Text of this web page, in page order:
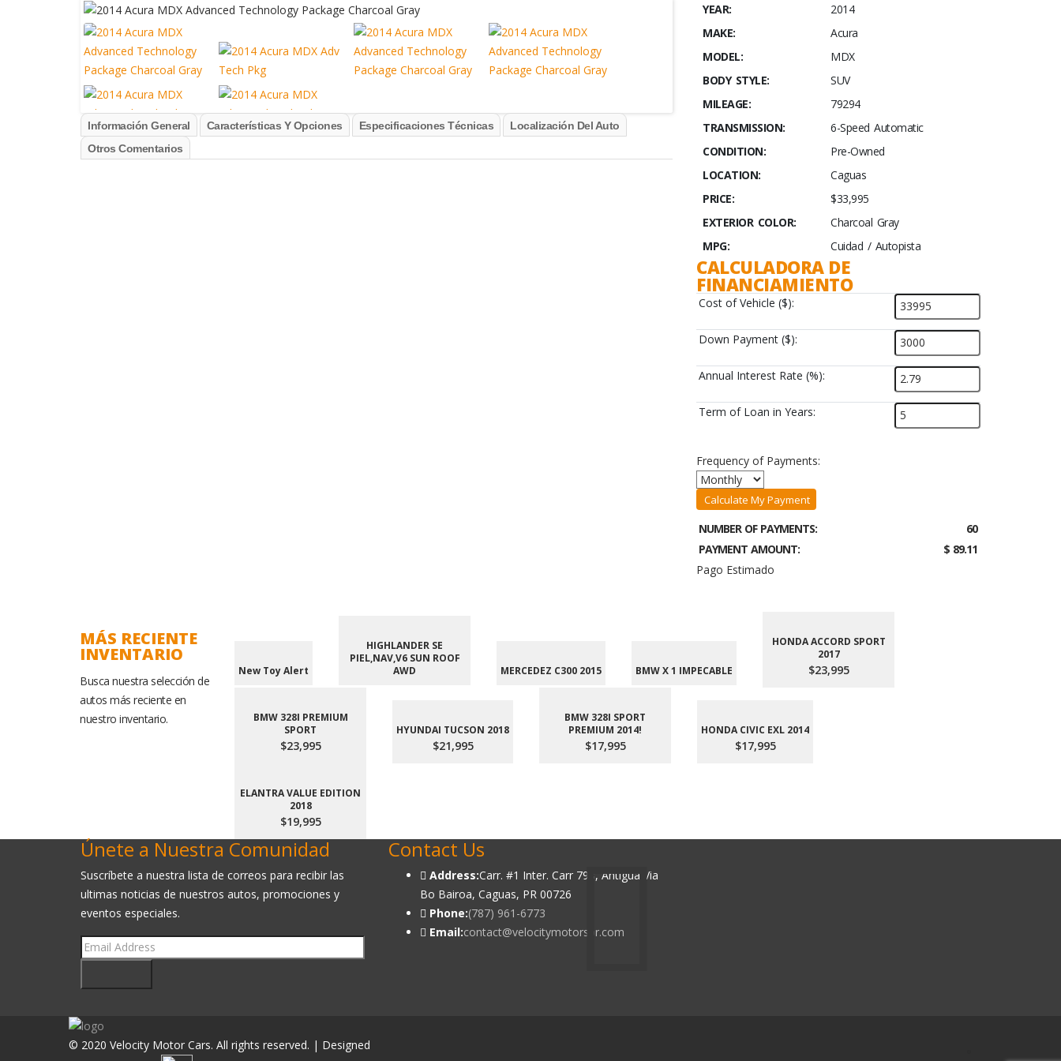
Información General Características Y Opciones Especificaciones Técnicas
Localización Del Auto
Otros Comentarios
YEAR:
2014
MAKE:
Acura
MODEL:
MDX
BODY STYLE:
SUV
MILEAGE:
79294
TRANSMISSION:
6-Speed Automatic
CONDITION:
Pre-Owned
LOCATION:
Caguas
PRICE:
$33,995
EXTERIOR COLOR:
Charcoal Gray
MPG:
Cuidad / Autopista
CALCULADORA DE
FINANCIAMIENTO
Cost of Vehicle ($):
Down Payment ($):
Annual Interest Rate (%):
Term of Loan in Years:
Frequency of Payments:
Calculate My Payment
NUMBER OF PAYMENTS:
60
PAYMENT AMOUNT:
$ 89.11
Pago Estimado
MÁS RECIENTE
INVENTARIO
Busca nuestra selección de
autos más reciente en
nuestro inventario.
New Toy Alert
HIGHLANDER SE
PIEL,NAV,V6 SUN ROOF
AWD
MERCEDEZ C300 2015 BMW X 1 IMPECABLE
HONDA ACCORD SPORT
2017
$23,995
BMW 328I PREMIUM
SPORT
$23,995
HYUNDAI TUCSON 2018
$21,995
BMW 328I SPORT
PREMIUM 2014!
$17,995
HONDA CIVIC EXL 2014
$17,995
ELANTRA VALUE EDITION
2018
$19,995
Únete a Nuestra Comunidad
Suscríbete a nuestra lista de correos para recibir las
ultimas noticias de nuestros autos, promociones y
eventos especiales.
Contact Us
Address:Carr. #1 Inter. Carr 798, Antigua Via
Bo Bairoa, Caguas, PR 00726
Phone:(787) 961-6773
Email:contact@velocitymotorspr.com
© 2020 Velocity Motor Cars. All rights reserved. | Designed